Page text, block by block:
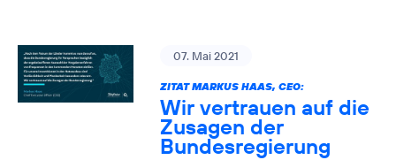
07. Mai 2021
ZITAT MARKUS HAAS, CEO:
Wir vertrauen auf die
Zusagen der
Bundesregierung